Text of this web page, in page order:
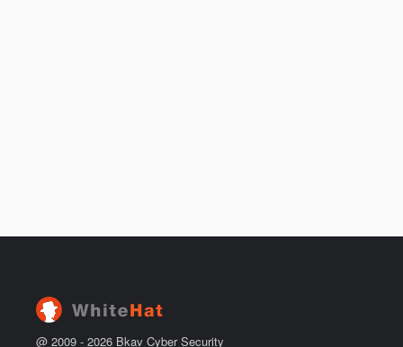
@ 2009 - 2026 Bkav Cyber Security